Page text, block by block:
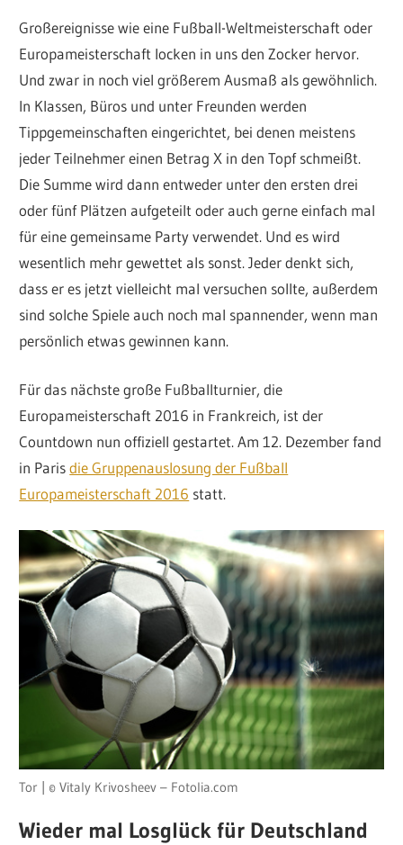
Großereignisse wie eine Fußball-Weltmeisterschaft oder
Europameisterschaft locken in uns den Zocker hervor.
Und zwar in noch viel größerem Ausmaß als gewöhnlich.
In Klassen, Büros und unter Freunden werden
Tippgemeinschaften eingerichtet, bei denen meistens
jeder Teilnehmer einen Betrag X in den Topf schmeißt.
Die Summe wird dann entweder unter den ersten drei
oder fünf Plätzen aufgeteilt oder auch gerne einfach mal
für eine gemeinsame Party verwendet. Und es wird
wesentlich mehr gewettet als sonst. Jeder denkt sich,
dass er es jetzt vielleicht mal versuchen sollte, außerdem
sind solche Spiele auch noch mal spannender, wenn man
persönlich etwas gewinnen kann.
Für das nächste große Fußballturnier, die
Europameisterschaft 2016 in Frankreich, ist der
Countdown nun offiziell gestartet. Am 12. Dezember fand
in Parisdie Gruppenauslosung der Fußball
Europameisterschaft 2016 statt.
Tor | © Vitaly Krivosheev – Fotolia.com
Wieder mal Losglück für Deutschland